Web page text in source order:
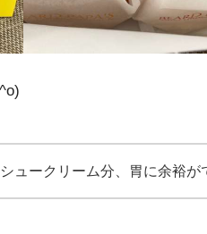
ュークリーム分、胃に余裕が